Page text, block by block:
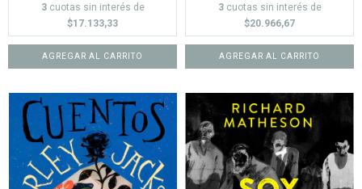
3 cuotas sin interés de
$17.133,33
3 cuotas sin interés de
$20.966,67